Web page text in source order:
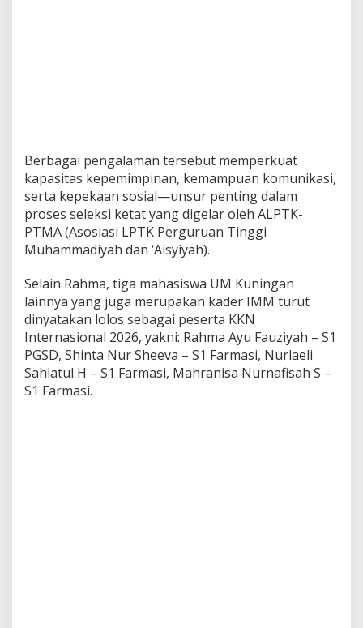
Berbagai pengalaman tersebut memperkuat
kapasitas kepemimpinan, kemampuan komunikasi,
serta kepekaan sosial—unsur penting dalam
proses seleksi ketat yang digelar oleh ALPTK-
PTMA (Asosiasi LPTK Perguruan Tinggi
Muhammadiyah dan ‘Aisyiyah).
Selain Rahma, tiga mahasiswa UM Kuningan
lainnya yang juga merupakan kader IMM turut
dinyatakan lolos sebagai peserta KKN
Internasional 2026, yakni: Rahma Ayu Fauziyah – S1
PGSD, Shinta Nur Sheeva – S1 Farmasi, Nurlaeli
Sahlatul H – S1 Farmasi, Mahranisa Nurnafisah S –
S1 Farmasi.